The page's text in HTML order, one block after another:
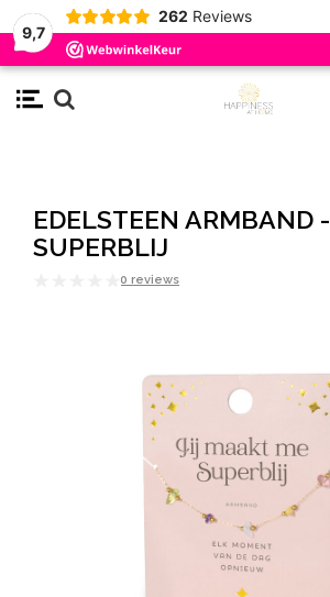
9,7
262 Reviews
EDELSTEEN ARMBAND -
SUPERBLIJ
0 reviews